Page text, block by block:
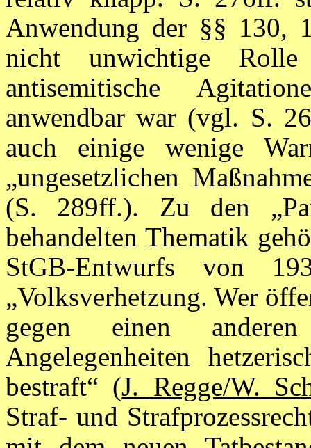
Anwendung der §§ 130,
nicht unwichtige
antisemitische
anwendbar war (vgl. S.
auch einige wenige
„ungesetzlichen
(S. 289ff.). Zu den
behandelten Thematik
StGB-Entwurfs von
„Volksverhetzung. Wer
gegen einen
Angelegenheiten
bestraft“ (J. Regge/W.
Straf- und